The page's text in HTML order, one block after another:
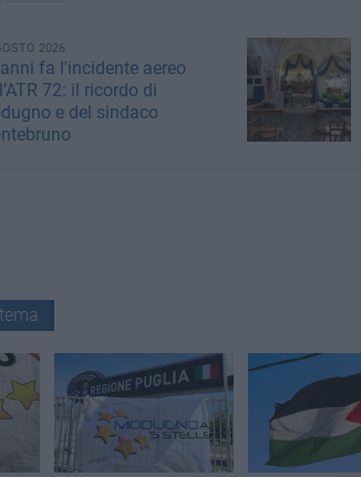
2026
fa l'incidente aereo
72: il ricordo di
e del sindaco